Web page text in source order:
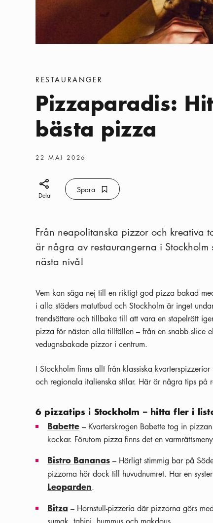
Kategorier :
RESTAURANGER
Pizzaparadis:
bästa pizza
Publiceringsdatum
22 MAJ 2026
Dela ikon
Dela
Spara Bokmärke ikon
Spara
Från neapolitanska pizzor och kreativa
är några av restaurangerna i
nästa nivå!
Vem kan säga nej till en riktigt god pizza bakad
i alla städers matutbud och Stockholm är inget
trendsättare och tillbaka till att vara en stapelrätt
pizza för nästan alla tillfällen – från en snabb slice
vedugnsbakade pizzor i centrum.
I Stockholm finns allt från klassiska
och regionala italienska stilar. Här är några tips på
6 pizzatips i Stockholm – hitta fler i
Babette – Kvarterskrogen Babette tog in
kockar. Förutom pizza finns det en
Bistro Bananas – Härligt stimmig bar på
pizzorna hör dock till huvudnumret. Har en
Leoparden.
Bitza – Hornstull-pizzeria där pizzorna görs